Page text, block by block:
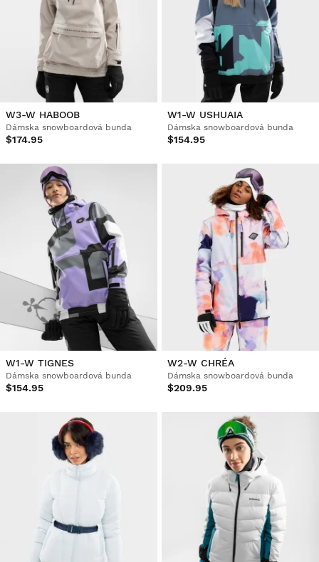
W3-W HABOOB
Dámska snowboardová bunda
$174.95
W1-W USHUAIA
Dámska snowboardová bunda
$154.95
W1-W TIGNES
Dámska snowboardová bunda
$154.95
W2-W CHRÉA
Dámska snowboardová bunda
$209.95